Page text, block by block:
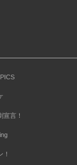
宣言！
！